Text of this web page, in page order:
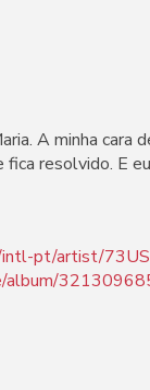
A minha cara
fica resolvido. E
pt/artist/
album/